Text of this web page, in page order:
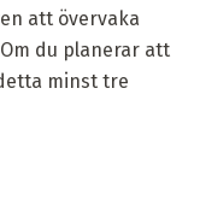
att övervaka
du planerar att
minst tre